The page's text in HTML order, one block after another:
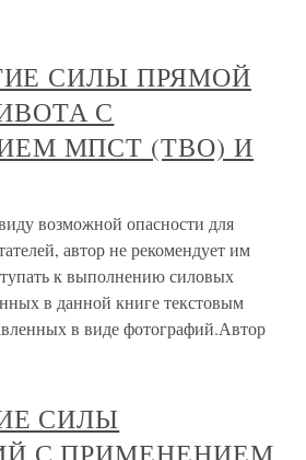
СИЛЫ ПРЯМОЙ
С
МПСТ (ТВО) И
возможной опасности для
автор не рекомендует им
к выполнению силовых
в данной книге текстовым
в виде фотографий.Автор
СИЛЫ